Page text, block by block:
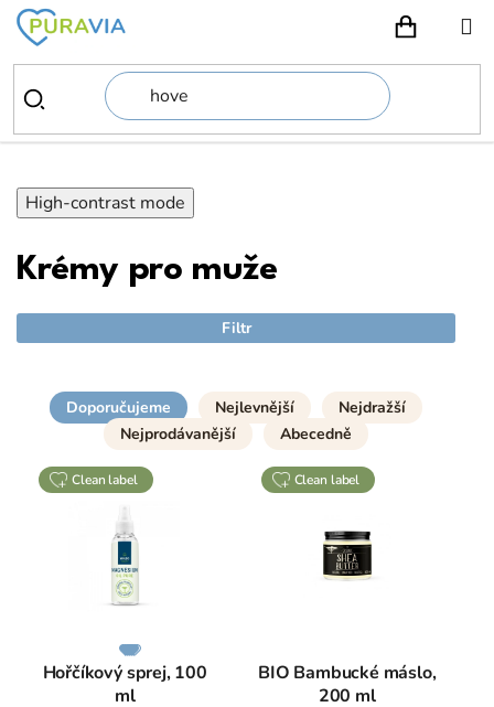
Přejít
obsah
High-contrast mode
Krémy pro muže
Filtr
Doporučujeme Nejlevnější
Nejdražší
Nejprodávanější
Abecedně
clean label
Hořčíkový sprej, 100
ml
clean label
BIO Bambucké máslo,
200 ml